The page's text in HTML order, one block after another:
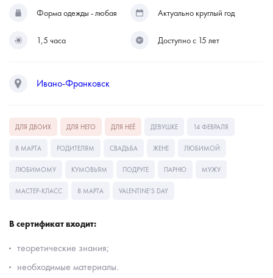
Форма одежды - любая Актуально круглый год
1,5 часа Доступно с 15 лет
Ивано-Франковск
ДЛЯ ДВОИХ ДЛЯ НЕГО ДЛЯ НЕЁ ДЕВУШКЕ 14 ФЕВРАЛЯ
8 МАРТА РОДИТЕЛЯМ СВАДЬБА ЖЕНЕ ЛЮБИМОЙ
ЛЮБИМОМУ КУМОВЬЯМ ПОДРУГЕ ПАРНЮ МУЖУ
МАСТЕР-КЛАСС 8 МАРТА VALENTINE’S DAY
В сертификат входит:
теоретические знания;
необходимые материалы.